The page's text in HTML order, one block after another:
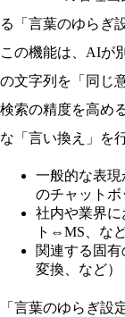
る「言葉のゆらぎ
この機能は、AIが
の文字列を「同じ
検索の精度を高め
な「言い換え」を
一般的な表
のチャットボ
社内や業界
ト⇔MS、など
関連する固
変換、など）
「言葉のゆらぎ設